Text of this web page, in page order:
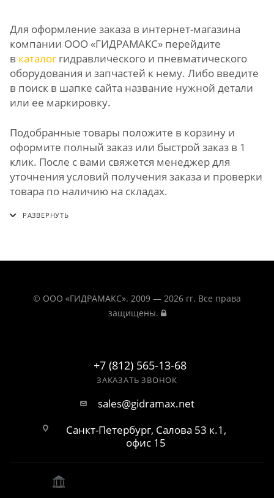
Для оформление заказа в интернет-магазина
компании ООО «ГИДРАМАКС» перейдите
в каталог гидравлического и пневматического
оборудования и запчастей к нему. Либо введите
в поиск в шапке сайта название нужной детали
или ее маркировку.
Подобранные товары положите в корзину и
оформите полный заказ или быстрой заказ в 1
клик. После с вами свяжется менеджер для
уточнения условий получения заказа и проверки
товара по наличию на складах.
© ООО «ГИДРАМАКС». 2009 — 2026 гг. Все права
защищены.
+7 (812) 565-13-68
ЗАКАЗАТЬ ЗВОНОК
sales@gidramax.net
Санкт-Петербург, Салова 53 к.1,
офис 15